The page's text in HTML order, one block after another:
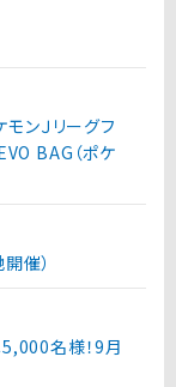
ンＪリーグフ
BAG（ポケ
催）
名様！9月